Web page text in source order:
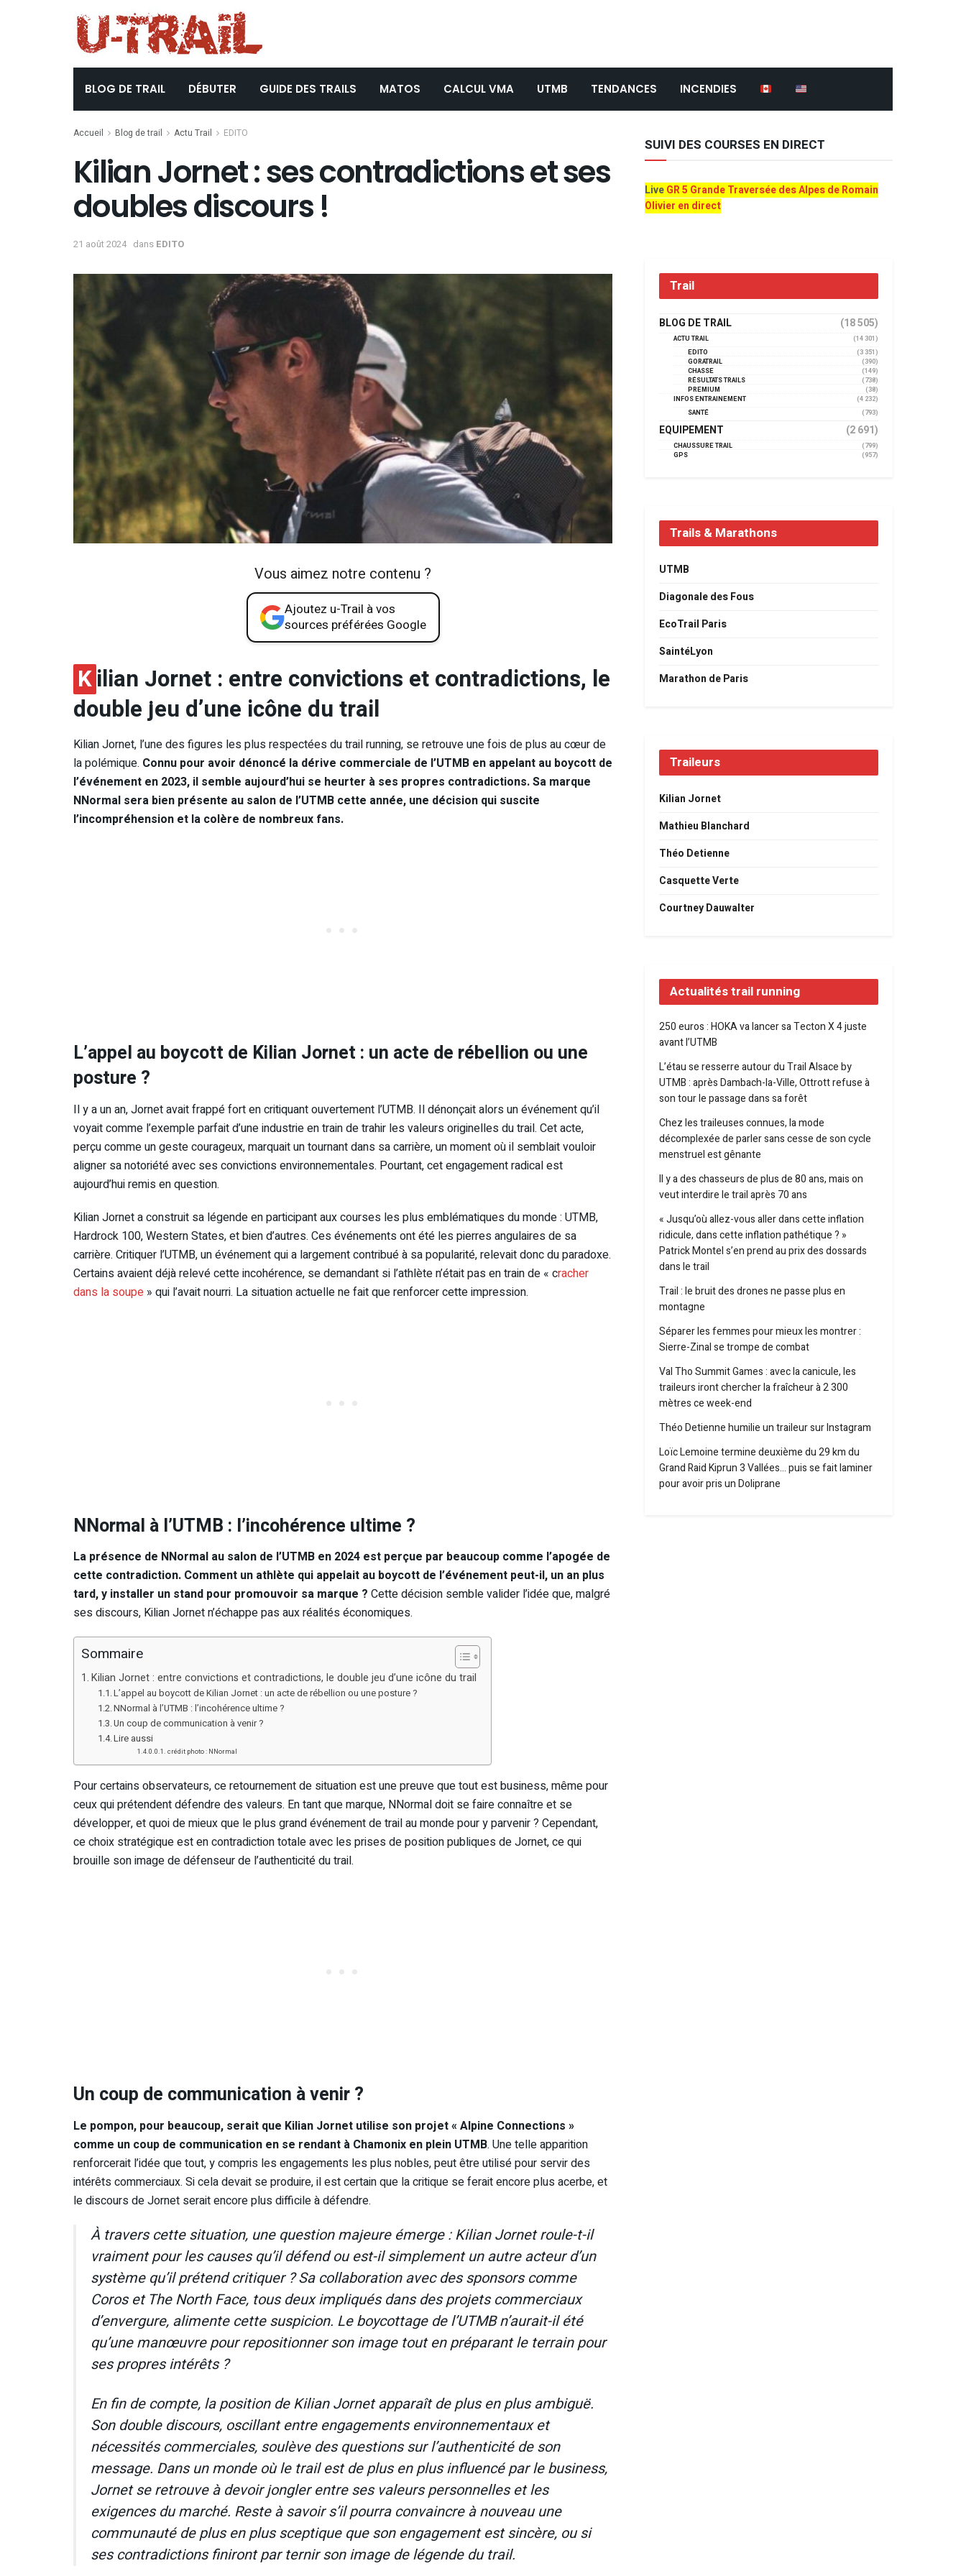
BLOG DE TRAIL DÉBUTER GUIDE DES TRAILS MATOS CALCUL VMA UTMB TENDANCES INCENDIES
Accueil Blog de trail Actu Trail EDITO
Kilian Jornet : ses contradictions et ses
doubles discours !
21 août 2024 dans EDITO
Vous aimez notre contenu ?
Ajoutez u-Trail à vos
sources préférées Google
Kilian Jornet : entre convictions et contradictions, le
double jeu d’une icône du trail
Kilian Jornet, l’une des figures les plus respectées du trail running, se retrouve une fois de plus au cœur de
la polémique. Connu pour avoir dénoncé la dérive commerciale de l’UTMB en appelant au boycott de
l’événement en 2023, il semble aujourd’hui se heurter à ses propres contradictions. Sa marque
NNormal sera bien présente au salon de l’UTMB cette année, une décision qui suscite
l’incompréhension et la colère de nombreux fans.
L’appel au boycott de Kilian Jornet : un acte de rébellion ou une
posture ?
Il y a un an, Jornet avait frappé fort en critiquant ouvertement l’UTMB. Il dénonçait alors un événement qu’il
voyait comme l’exemple parfait d’une industrie en train de trahir les valeurs originelles du trail. Cet acte,
perçu comme un geste courageux, marquait un tournant dans sa carrière, un moment où il semblait vouloir
aligner sa notoriété avec ses convictions environnementales. Pourtant, cet engagement radical est
aujourd’hui remis en question.
Kilian Jornet a construit sa légende en participant aux courses les plus emblématiques du monde : UTMB,
Hardrock 100, Western States, et bien d’autres. Ces événements ont été les pierres angulaires de sa
carrière. Critiquer l’UTMB, un événement qui a largement contribué à sa popularité, relevait donc du paradoxe.
Certains avaient déjà relevé cette incohérence, se demandant si l’athlète n’était pas en train de « cracher
dans la soupe » qui l’avait nourri. La situation actuelle ne fait que renforcer cette impression.
NNormal à l’UTMB : l’incohérence ultime ?
La présence de NNormal au salon de l’UTMB en 2024 est perçue par beaucoup comme l’apogée de
cette contradiction. Comment un athlète qui appelait au boycott de l’événement peut-il, un an plus
tard, y installer un stand pour promouvoir sa marque ? Cette décision semble valider l’idée que, malgré
ses discours, Kilian Jornet n’échappe pas aux réalités économiques.
Sommaire
Kilian Jornet : entre convictions et contradictions, le double jeu d’une icône du trail
L’appel au boycott de Kilian Jornet : un acte de rébellion ou une posture ?
NNormal à l’UTMB : l’incohérence ultime ?
Un coup de communication à venir ?
Lire aussi
crédit photo : NNormal
Pour certains observateurs, ce retournement de situation est une preuve que tout est business, même pour
ceux qui prétendent défendre des valeurs. En tant que marque, NNormal doit se faire connaître et se
développer, et quoi de mieux que le plus grand événement de trail au monde pour y parvenir ? Cependant,
ce choix stratégique est en contradiction totale avec les prises de position publiques de Jornet, ce qui
brouille son image de défenseur de l’authenticité du trail.
Un coup de communication à venir ?
Le pompon, pour beaucoup, serait que Kilian Jornet utilise son projet « Alpine Connections »
comme un coup de communication en se rendant à Chamonix en plein UTMB. Une telle apparition
renforcerait l’idée que tout, y compris les engagements les plus nobles, peut être utilisé pour servir des
intérêts commerciaux. Si cela devait se produire, il est certain que la critique se ferait encore plus acerbe, et
le discours de Jornet serait encore plus difficile à défendre.
À travers cette situation, une question majeure émerge : Kilian Jornet roule-t-il
vraiment pour les causes qu’il défend ou est-il simplement un autre acteur d’un
système qu’il prétend critiquer ? Sa collaboration avec des sponsors comme
Coros et The North Face, tous deux impliqués dans des projets commerciaux
d’envergure, alimente cette suspicion. Le boycottage de l’UTMB n’aurait-il été
qu’une manœuvre pour repositionner son image tout en préparant le terrain pour
ses propres intérêts ?
En fin de compte, la position de Kilian Jornet apparaît de plus en plus ambiguë.
Son double discours, oscillant entre engagements environnementaux et
nécessités commerciales, soulève des questions sur l’authenticité de son
message. Dans un monde où le trail est de plus en plus influencé par le business,
Jornet se retrouve à devoir jongler entre ses valeurs personnelles et les
exigences du marché. Reste à savoir s’il pourra convaincre à nouveau une
communauté de plus en plus sceptique que son engagement est sincère, ou si
ses contradictions finiront par ternir son image de légende du trail.
SUIVI DES COURSES EN DIRECT
LiveGR 5 Grande Traversée des Alpes de Romain
Olivier en direct
Trail
BLOG DE TRAIL (18 505)
ACTU TRAIL
(14 301)
EDITO
(3 351)
GORATRAIL
(390)
CHASSE
(149)
RÉSULTATS TRAILS
(738)
PREMIUM
(38)
INFOS ENTRAINEMENT
(4 232)
SANTÉ
(793)
EQUIPEMENT (2 691)
CHAUSSURE TRAIL
(799)
GPS
(957)
Trails & Marathons
UTMB
Diagonale des Fous
EcoTrail Paris
SaintéLyon
Marathon de Paris
Traileurs
Kilian Jornet
Mathieu Blanchard
Théo Detienne
Casquette Verte
Courtney Dauwalter
Actualités trail running
250 euros : HOKA va lancer sa Tecton X 4 juste
avant l’UTMB
L’étau se resserre autour du Trail Alsace by
UTMB : après Dambach-la-Ville, Ottrott refuse à
son tour le passage dans sa forêt
Chez les traileuses connues, la mode
décomplexée de parler sans cesse de son cycle
menstruel est gênante
Il y a des chasseurs de plus de 80 ans, mais on
veut interdire le trail après 70 ans
« Jusqu’où allez-vous aller dans cette inflation
ridicule, dans cette inflation pathétique ? »
Patrick Montel s’en prend au prix des dossards
dans le trail
Trail : le bruit des drones ne passe plus en
montagne
Séparer les femmes pour mieux les montrer :
Sierre-Zinal se trompe de combat
Val Tho Summit Games : avec la canicule, les
traileurs iront chercher la fraîcheur à 2 300
mètres ce week-end
Théo Detienne humilie un traileur sur Instagram
Loïc Lemoine termine deuxième du 29 km du
Grand Raid Kiprun 3 Vallées… puis se fait laminer
pour avoir pris un Doliprane